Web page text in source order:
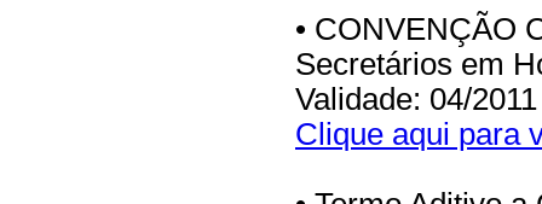
• CONVENÇÃO
Secretários em
Validade: 04/
Clique aqui para